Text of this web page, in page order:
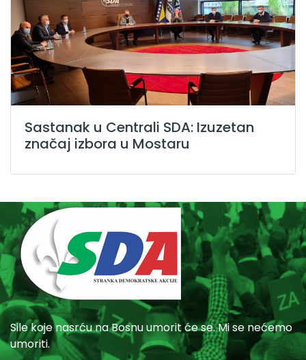
Sastanak u Centrali SDA: Izuzetan
značaj izbora u Mostaru
Sile koje nasrću na Bosnu umorit će se. Mi se nećemo
umoriti.